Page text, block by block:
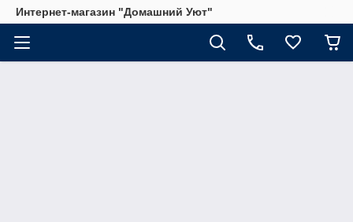
Интернет-магазин "Домашний Уют"